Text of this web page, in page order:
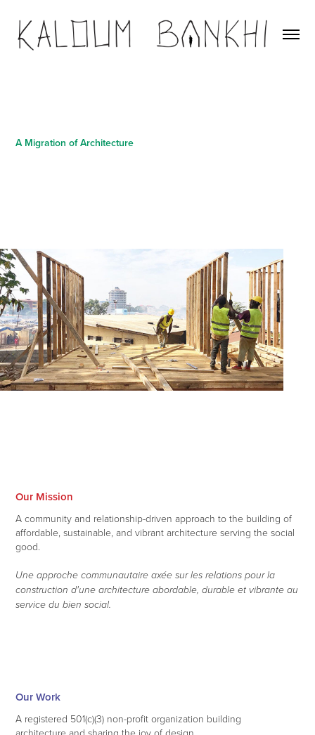
A Migration of Architecture
Our Mission
A community and relationship-driven approach to the building of
affordable, sustainable, and vibrant architecture serving the social
good.
Une approche communautaire axée sur les relations pour la
construction d'une architecture abordable, durable et vibrante au
service du bien social.
Our Work
A registered 501(c)(3) non-profit organization building